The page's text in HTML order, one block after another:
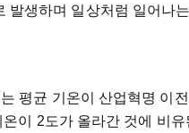
발생하며 일상처럼 일어나
평균 기온이 산업혁명 이
이 2도가 올라간 것에 비